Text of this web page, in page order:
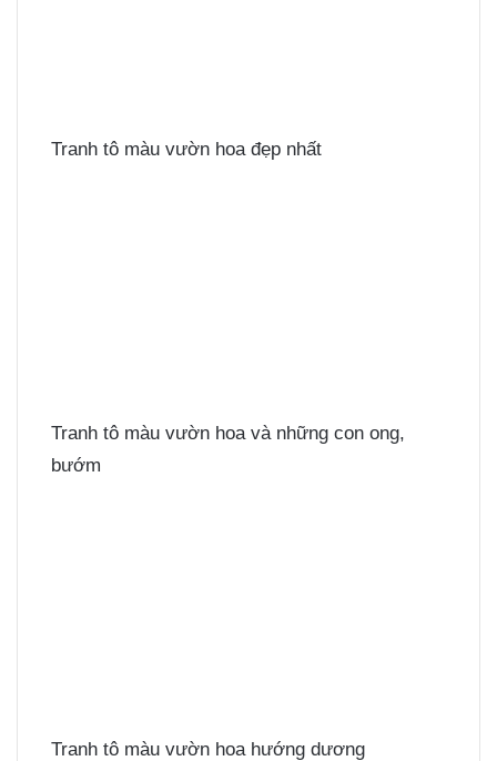
Tranh tô màu vườn hoa đẹp nhất
Tranh tô màu vườn hoa và những con ong,
bướm
Tranh tô màu vườn hoa hướng dương